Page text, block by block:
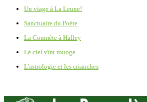
Un viage à La Leune!
Sanctuaire du Poète
La Conmète à Halley
Lé ciel vînt rouoge
L'astrologie et les crianches